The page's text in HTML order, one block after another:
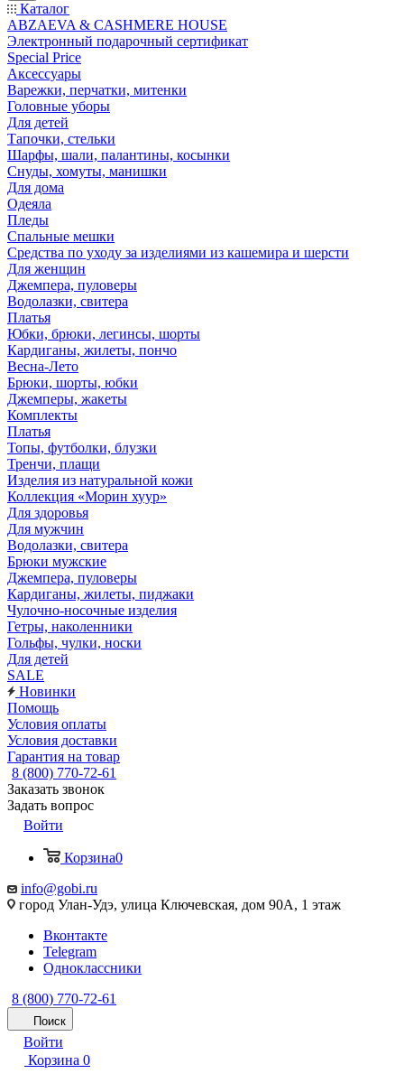
Каталог
ABZAEVA & CASHMERE HOUSE
Электронный подарочный сертификат
Special Price
Аксессуары
Варежки, перчатки, митенки
Головные уборы
Для детей
Тапочки, стельки
Шарфы, шали, палантины, косынки
Снуды, хомуты, манишки
Для дома
Одеяла
Пледы
Спальные мешки
Средства по уходу за изделиями из кашемира и шерсти
Для женщин
Джемпера, пуловеры
Водолазки, свитера
Платья
Юбки, брюки, легинсы, шорты
Кардиганы, жилеты, пончо
Весна-Лето
Брюки, шорты, юбки
Джемперы, жакеты
Комплекты
Платья
Топы, футболки, блузки
Тренчи, плащи
Изделия из натуральной кожи
Коллекция «Морин хуур»
Для здоровья
Для мужчин
Водолазки, свитера
Брюки мужские
Джемпера, пуловеры
Кардиганы, жилеты, пиджаки
Чулочно-носочные изделия
Гетры, наколенники
Гольфы, чулки, носки
Для детей
SALE
Новинки
Помощь
Условия оплаты
Условия доставки
Гарантия на товар
8 (800) 770-72-61
Заказать звонок
Задать вопрос
Войти
Корзина0
info@gobi.ru
город Улан-Удэ, улица Ключевская, дом 90А, 1 этаж
Вконтакте
Telegram
Одноклассники
8 (800) 770-72-61
Поиск
Войти
Корзина 0